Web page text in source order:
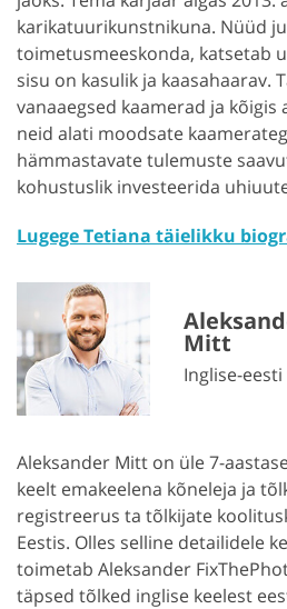
karikatuurikunstnikuna. Nüüd
toimetusmeeskonda, katsetab
sisu on kasulik ja kaasahaarav.
vanaaegsed kaamerad ja
neid alati moodsate
hämmastavate tulemuste
kohustuslik investeerida
Lugege Tetiana täielikku
Mitt
Inglise-
Aleksander Mitt on üle 7-
keelt emakeelena kõneleja ja
registreerus ta tõlkijate
Eestis. Olles selline detailidele
toimetab Aleksander
täpsed tõlked inglise keelest